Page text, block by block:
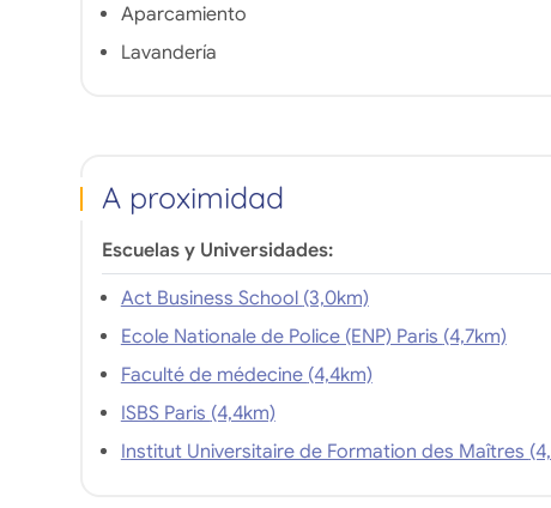
Aparcamiento
Lavandería
A proximidad
Escuelas y Universidades:
Act Business School (3,0km)
Ecole Nationale de Police (ENP) Paris (4,7km)
Faculté de médecine (4,4km)
ISBS Paris (4,4km)
Institut